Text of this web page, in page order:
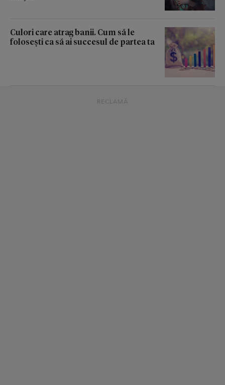
Culori care atrag banii. Cum să le
folosești ca să ai succesul de partea ta
RECLAMĂ